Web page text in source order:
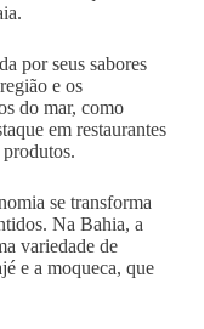
por seus sabores
e os
do mar, como
em restaurantes
se transforma
Na Bahia, a
variedade de
e a moqueca, que